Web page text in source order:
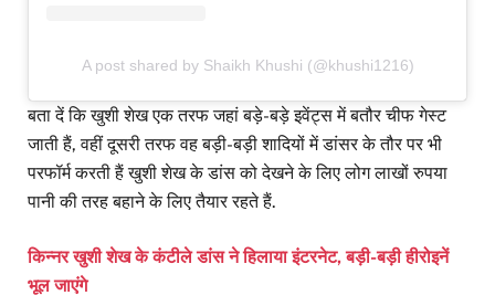
A post shared by Shaikh Khushi (@khushi1216)
बता दें कि खुशी शेख एक तरफ जहां बड़े-बड़े इवेंट्स में बतौर चीफ गेस्ट
जाती हैं, वहीं दूसरी तरफ वह बड़ी-बड़ी शादियों में डांसर के तौर पर भी
परफॉर्म करती हैं खुशी शेख के डांस को देखने के लिए लोग लाखों रुपया
पानी की तरह बहाने के लिए तैयार रहते हैं.
किन्नर खुशी शेख के कंटीले डांस ने हिलाया इंटरनेट, बड़ी-बड़ी हीरोइनें
भूल जाएंगे